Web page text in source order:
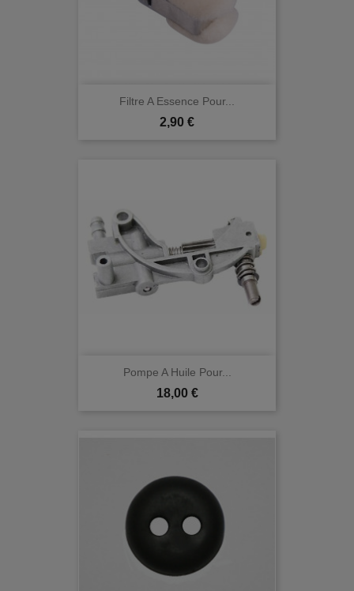
Filtre A Essence Pour...
Prix
2,90 €
Pompe A Huile Pour...
Prix
18,00 €